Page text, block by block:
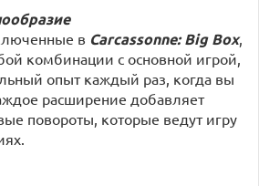
в Carcassonne: Big Box,
комбинации с основной игрой,
опыт каждый раз, когда вы
расширение добавляет
повороты, которые ведут игру